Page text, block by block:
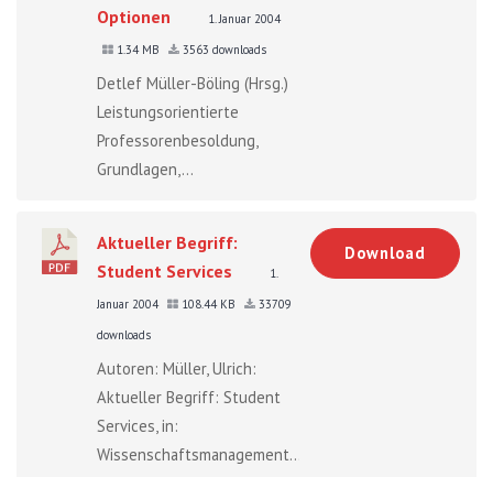
Optionen
1. Januar 2004
1.34 MB
3563 downloads
Detlef Müller-Böling (Hrsg.)
Leistungsorientierte
Professorenbesoldung,
Grundlagen,...
Aktueller Begriff:
Student Services
1.
Januar 2004
108.44 KB
33709
downloads
Autoren: Müller, Ulrich:
Aktueller Begriff: Student
Services, in:
Wissenschaftsmanagement...
Download